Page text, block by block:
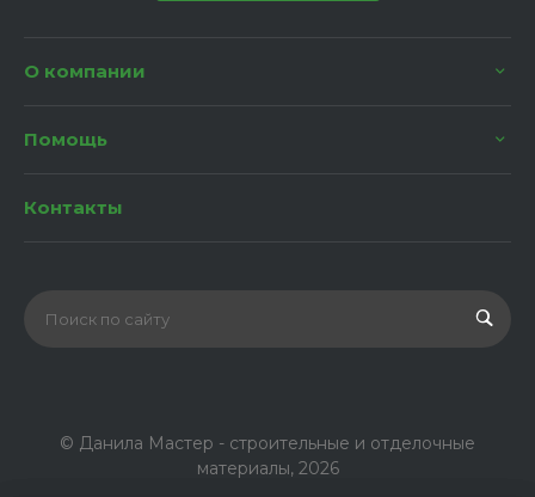
О компании
Помощь
Контакты
© Данила Мастер - строительные и отделочные
материалы, 2026